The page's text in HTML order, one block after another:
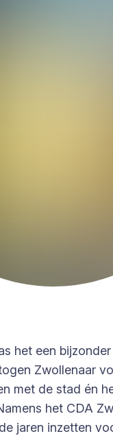
het een
Zwollenaar
met de stad én
het CDA
jaren inzetten